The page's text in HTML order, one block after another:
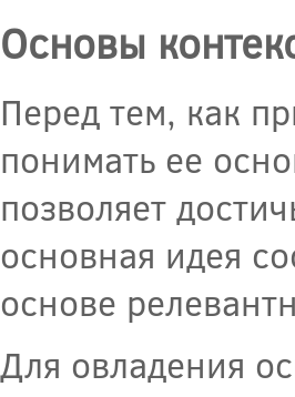
Основы
Перед тем, как
понимать ее
позволяет
основная идея
основе
Для овладения